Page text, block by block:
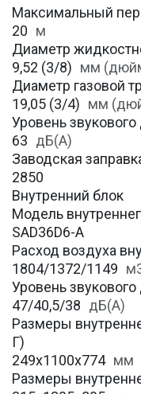
Максимальный
20 м
Диаметр
9,52 (3/8) мм
Диаметр газовой
19,05 (3/4) мм
Уровень
63 дБ(А)
Заводская
2850
Внутренний блок
Модель
SAD36D6-A
Расход воздуха
1804/1372/1149
Уровень
47/40,5/38 дБ(А)
Размеры
Г)
249х1100x774 мм
Размеры